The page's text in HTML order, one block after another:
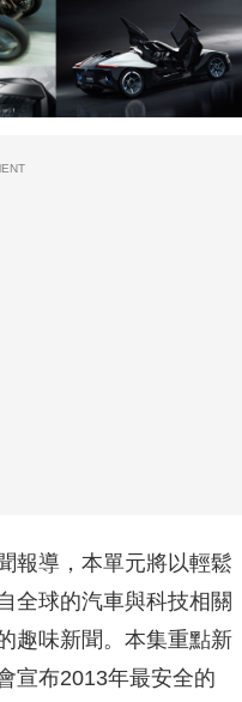
報導，本單元將以輕鬆
全球的汽車與科技相關
趣味新聞。本集重點新
宣布2013年最安全的